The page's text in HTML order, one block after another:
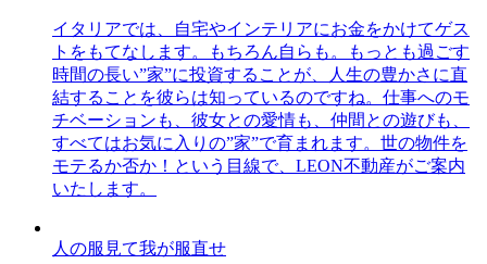
イタリアでは、自宅やインテリアにお金をかけてゲス
トをもてなします。もちろん自らも。もっとも過ごす
時間の長い”家”に投資することが、人生の豊かさに直
結することを彼らは知っているのですね。仕事へのモ
チベーションも、彼女との愛情も、仲間との遊びも、
すべてはお気に入りの”家”で育まれます。世の物件を
モテるか否か！という目線で、LEON不動産がご案内
いたします。
人の服見て我が服直せ